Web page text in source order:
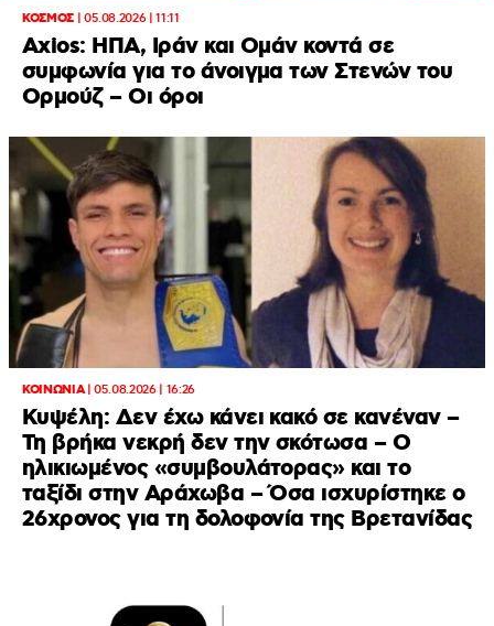
ΚΟΣΜΟΣ| 05.08.2026 | 11:11
Axios: ΗΠΑ, Ιράν και Ομάν κοντά σε
συμφωνία για το άνοιγμα των Στενών του
Ορμούζ – Οι όροι
ΚΟΙΝΩΝΙΑ|05.08.2026 | 16:26
Κυψέλη: Δεν έχω κάνει κακό σε κανέναν –
Τη βρήκα νεκρή δεν την σκότωσα – Ο
ηλικιωμένος «συμβουλάτορας» και το
ταξίδι στην Αράχωβα – Όσα ισχυρίστηκε ο
26χρονος για τη δολοφονία της Βρετανίδας